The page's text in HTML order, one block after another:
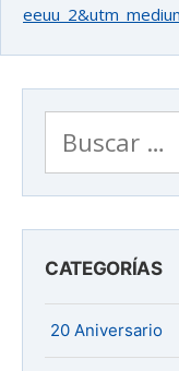
Buscar:
CATEGORÍAS
20 Aniversario